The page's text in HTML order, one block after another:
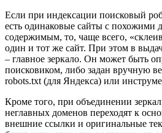
Если при индексации поисковый
есть одинаковые сайты с похожими
содержимым, то, чаще всего,
один и тот же сайт. При этом в
– главное зеркало. Он может быть
поисковиком, либо задан вручную
robots.txt (для Яндекса) или
Кроме того, при объединении
неглавных доменов переходят к
внешние ссылки и оригинальные